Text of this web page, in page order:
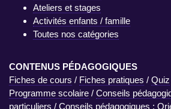
Ateliers et stages
Activités enfants / famille
Toutes nos catégories
CONTENUS PÉDAGOGIQUES
Fiches de cours / Fiches pratiques / Quiz
Programme scolaire / Conseils
particuliers / Conseils pédagogiques :